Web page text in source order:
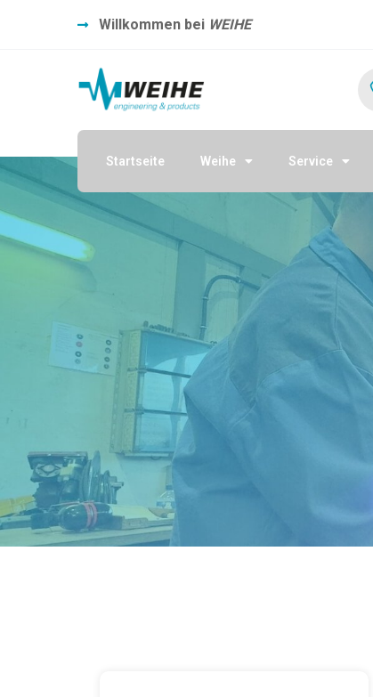
Willkommen bei WEIHE
Startseite Weihe Service